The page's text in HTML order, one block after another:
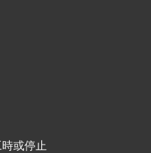
或停止